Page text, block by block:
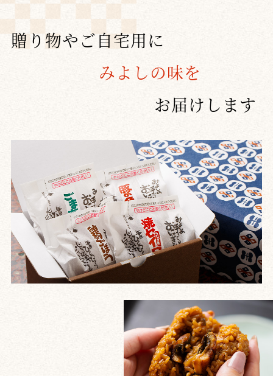
贈り物やご自宅用に
みよしの味を
お届けします